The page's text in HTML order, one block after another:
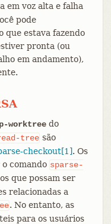
em voz alta e falha
pode
que estava fazendo
pronta (ou
em andamento),
worktreedo
tree são
checkout[1]. Os
comando sparse-
que possam ser
relacionadas a
. No entanto, as
para os usuários